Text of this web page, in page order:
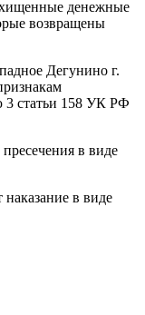
денежные
возвращены
Дегунино г.
3 статьи 158 УК РФ
в виде
в виде